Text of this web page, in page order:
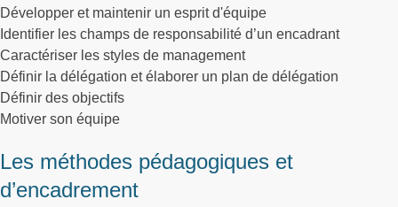
Développer et maintenir un esprit d'équipe
Identifier les champs de responsabilité d’un encadrant
Caractériser les styles de management
Définir la délégation et élaborer un plan de délégation
Définir des objectifs
Motiver son équipe
Les méthodes pédagogiques et
d’encadrement